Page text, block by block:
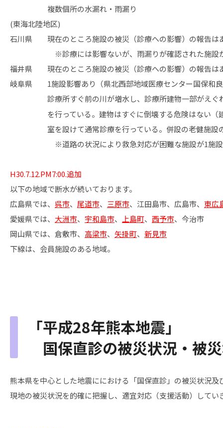
複数個所の水漏れ・雨漏り
(東海北陸地区)
石川県 現在のところ施設の被災（診療への影響）の報告は
※診療には影響ないが、雨漏りが確認された施設が
福井県 現在のところ施設の被災（診療への影響）の報告は
岐阜県 1施設影響あり（県北西部地域医療センター国保和
診療所すぐ前の川が増水し、診療所建物一部がえぐれ
を行っている。建物はすぐに倒壊する危険はない（建
室を設けて通常診療を行っている。併設の老健施設の
※道路の状況により救急対応が困難な施設が1施設
H30.7.12.PM7:00.追加
以下の地域で断水が続いております。
広島県では、 呉市、 尾道市、 三原市、江田島市、広島市、 東広
愛媛県では、 大洲市、 宇和島市、 上島町、 西予市、今治市
岡山県では、倉敷市、 高梁市、 矢掛町、 新見市
下線は、会員施設のある地域。
「平成28年熊本地震」
国保直診の被災状況・被
熊本県を中心とした地震ににおける「国保直診」の被災状況
現地の被災状況を的確に把握し、適宜対応（支援活動）して